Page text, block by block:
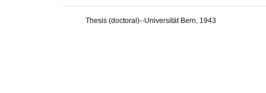
Thesis (doctoral)--Universität Bern, 1943